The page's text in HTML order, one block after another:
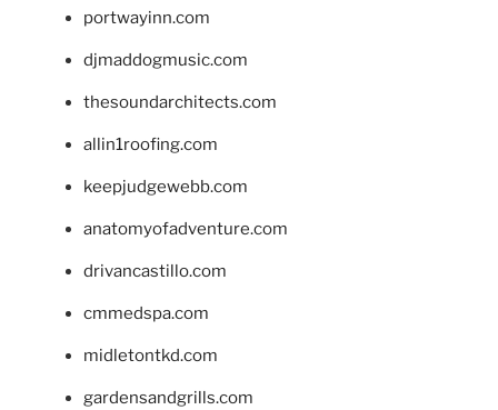
portwayinn.com
djmaddogmusic.com
thesoundarchitects.com
allin1roofing.com
keepjudgewebb.com
anatomyofadventure.com
drivancastillo.com
cmmedspa.com
midletontkd.com
gardensandgrills.com